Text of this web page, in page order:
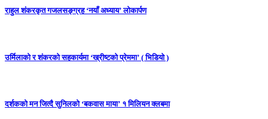
राहुल शंकरकृत गजलसङ्ग्रह ‘नयाँ अध्याय’ लोकार्पण
उर्मिलाको र शंकरको सहकार्यमा ‘ख्रीष्टको प्रेममा’ ( भिडियो )
दर्शकको मन जित्दै सुनिलको ‘बकवास माया’ १ मिलियन क्लबमा